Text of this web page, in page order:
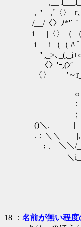
,_'__,´〈〉_r
/__/〈〉ﾉ*'´
i___|〈〉（
i___i （（ ﾊ ﾟ
' ,_>､
〈〉'ｰ,(ﾝ´ ￣
〈〉 '～r_
：
；.| |
()＼. | |
.：＼＼
；. ＼＼/__/
＼i___|〈
i___i （
' ,_>､
〈〉'ｰ,(ﾝ
〈〉 '
18 ： 名前が無い程度